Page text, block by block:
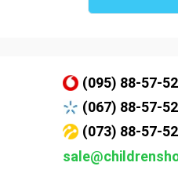
(095) 88-57-
(067) 88-57-
(073) 88-57-